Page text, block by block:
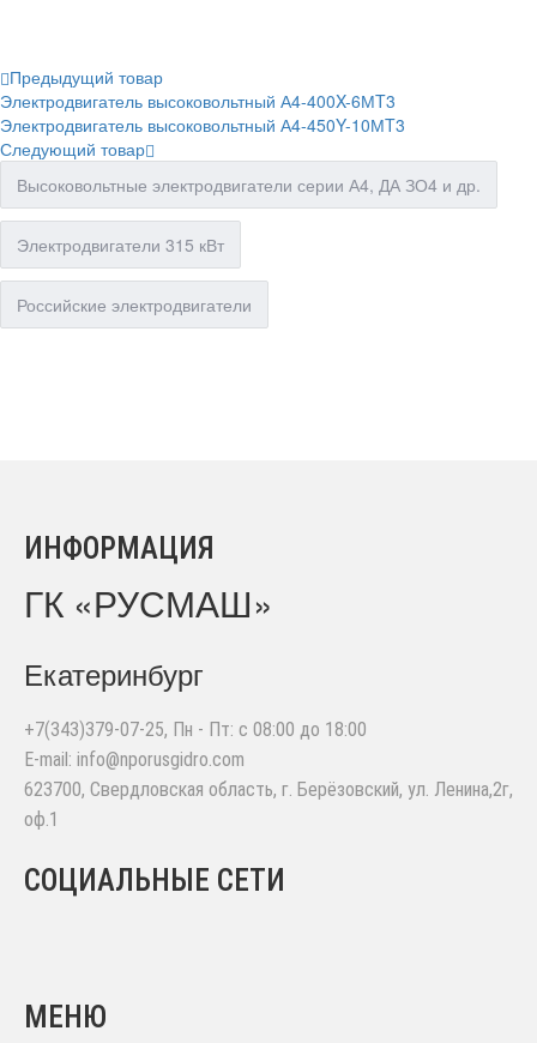
Предыдущий товар
Электродвигатель высоковольтный А4-400X-6МT3
Электродвигатель высоковольтный А4-450Y-10МT3
Следующий товар
Высоковольтные электродвигатели серии А4, ДА ЗО4 и др.
Электродвигатели 315 кВт
Российские электродвигатели
ИНФОРМАЦИЯ
ГК «РУСМАШ»
Екатеринбург
+7(343)379-07-25, Пн - Пт: с 08:00 до 18:00
E-mail: info@nporusgidro.com
623700, Свердловская область, г. Берёзовский, ул. Ленина,2г,
оф.1
СОЦИАЛЬНЫЕ СЕТИ
МЕНЮ